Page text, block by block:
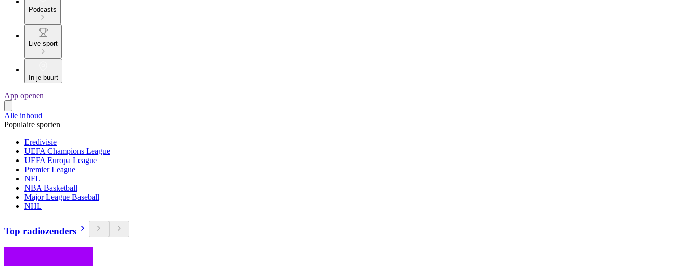
Podcasts
Live sport
In je buurt
App openen
Alle inhoud
Populaire sporten
Eredivisie
UEFA Champions League
UEFA Europa League
Premier League
NFL
NBA Basketball
Major League Baseball
NHL
Top radiozenders